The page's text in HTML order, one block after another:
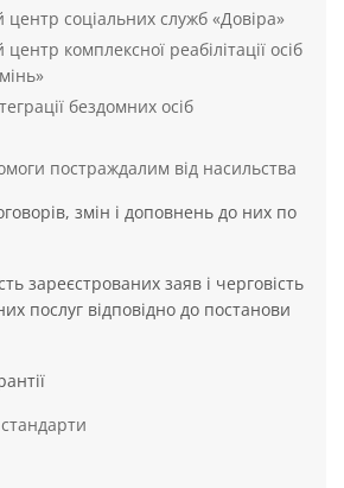
центр соціальних служб «Довіра»
комплексної реабілітації осіб
бездомних осіб
постраждалим від насильства
змін і доповнень до них по
зареєстрованих заяв і черговість
послуг відповідно до постанови